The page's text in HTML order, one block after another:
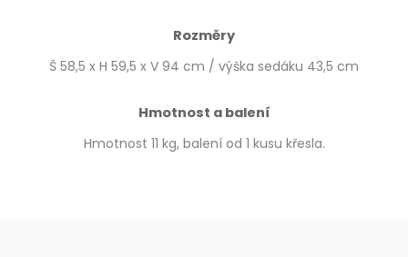
Rozměry
Š 58,5 x H 59,5 x V 94 cm / výška sedáku 43,5 cm
Hmotnost a balení
Hmotnost 11 kg, balení od 1 kusu křesla.